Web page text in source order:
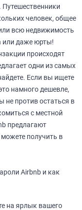
человек, общее
всю недвижимость
или даже юрты!
происходят
одни из самых
Если вы ищете
намного дешевле,
не против остаться в
с местной
предлагают
получить в
Airbnb и как
на ярлык вашего